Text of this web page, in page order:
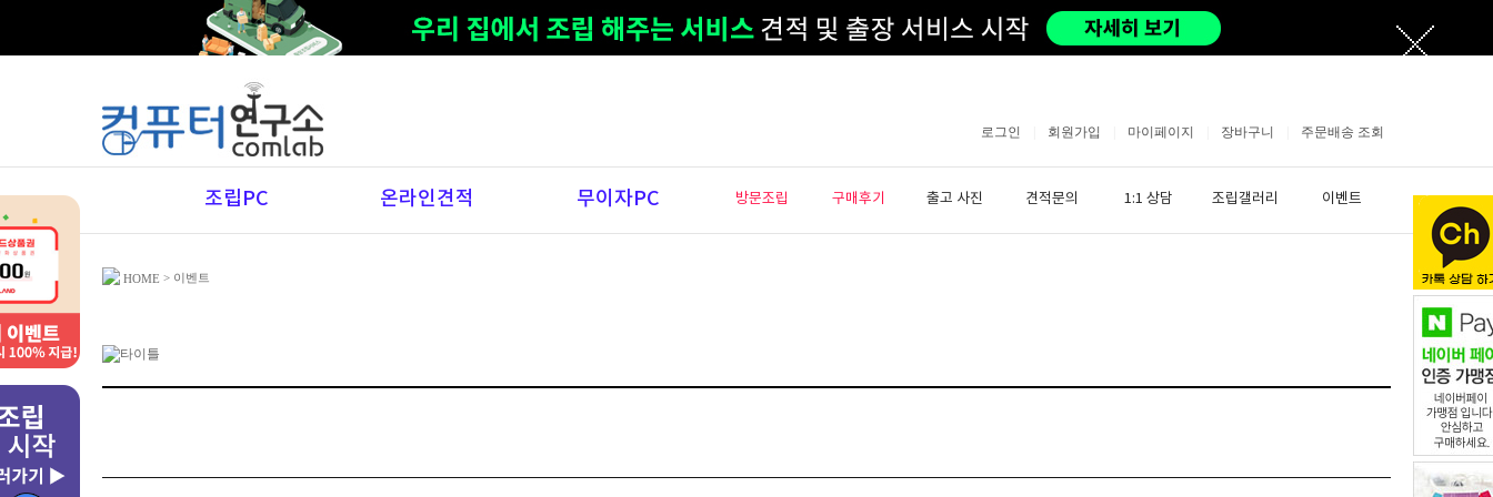
로그인 회원가입 마이페이지 장바구니 주문배송 조회
조립PC 온라인견적 무이자PC 방문조립 구매후기 출고 사진 견적문의 1:1 상담 조립갤러리 이벤트
HOME > 이벤트